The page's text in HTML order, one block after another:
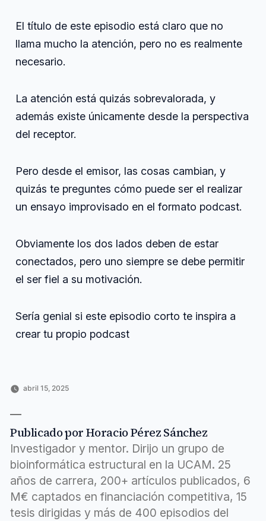
El título de este episodio está claro que no
llama mucho la atención, pero no es realmente
necesario.
La atención está quizás sobrevalorada, y
además existe únicamente desde la perspectiva
del receptor.
Pero desde el emisor, las cosas cambian, y
quizás te preguntes cómo puede ser el realizar
un ensayo improvisado en el formato podcast.
Obviamente los dos lados deben de estar
conectados, pero uno siempre se debe permitir
el ser fiel a su motivación.
Sería genial si este episodio corto te inspira a
crear tu propio podcast
abril 15, 2025
expresión,
llama ,
motivación
mucho,
podcasting,
título
Publicado por Horacio Pérez Sánchez
Investigador y mentor. Dirijo un grupo de
bioinformática estructural en la UCAM. 25
años de carrera, 200+ artículos publicados, 6
M€ captados en financiación competitiva, 15
tesis dirigidas y más de 400 episodios del